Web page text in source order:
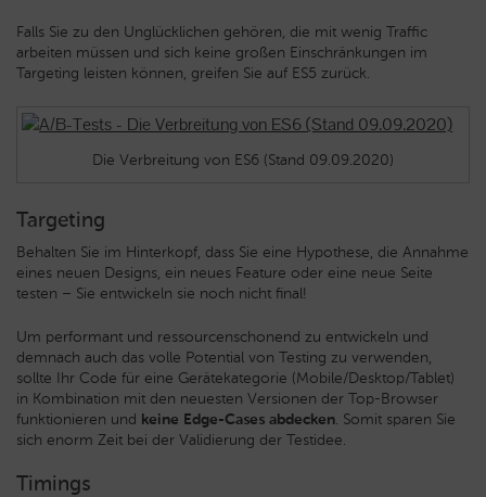
Falls Sie zu den Unglücklichen gehören, die mit wenig Traffic
arbeiten müssen und sich keine großen Einschränkungen im
Targeting leisten können, greifen Sie auf ES5 zurück.
Die Verbreitung von ES6 (Stand 09.09.2020)
Targeting
Behalten Sie im Hinterkopf, dass Sie eine Hypothese, die Annahme
eines neuen Designs, ein neues Feature oder eine neue Seite
testen – Sie entwickeln sie noch nicht final!
Um performant und ressourcenschonend zu entwickeln und
demnach auch das volle Potential von Testing zu verwenden,
sollte Ihr Code für eine Gerätekategorie (Mobile/Desktop/Tablet)
in Kombination mit den neuesten Versionen der Top-Browser
funktionieren und keine Edge-Cases abdecken. Somit sparen Sie
sich enorm Zeit bei der Validierung der Testidee.
Timings